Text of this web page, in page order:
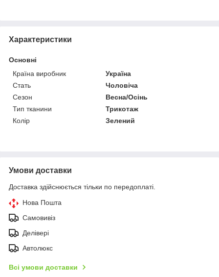
Характеристики
Основні
Країна виробник
Україна
Стать
Чоловіча
Сезон
Весна/Осінь
Тип тканини
Трикотаж
Колір
Зелений
Умови доставки
Доставка здійснюється тільки по передоплаті.
Нова Пошта
Самовивіз
Делівері
Автолюкс
Всі умови доставки